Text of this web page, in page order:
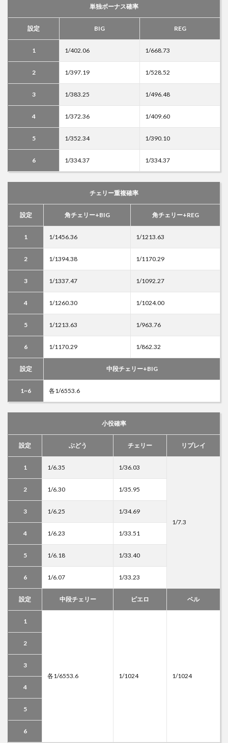
単独ボーナス確率
設定 BIG REG
1 1/402.06 1/668.73
2 1/397.19 1/528.52
3 1/383.25 1/496.48
4 1/372.36 1/409.60
5 1/352.34 1/390.10
6 1/334.37 1/334.37
チェリー重複確率
設定 角チェリー+BIG 角チェリー+REG
1 1/1456.36 1/1213.63
2 1/1394.38 1/1170.29
3 1/1337.47 1/1092.27
4 1/1260.30 1/1024.00
5 1/1213.63 1/963.76
6 1/1170.29 1/862.32
設定 中段チェリー+BIG
1~6 各1/6553.6
小役確率
設定 ぶどう チェリー リプレイ
1 1/6.35 1/36.03
1/7.3
2 1/6.30 1/35.95
3 1/6.25 1/34.69
4 1/6.23 1/33.51
5 1/6.18 1/33.40
6 1/6.07 1/33.23
設定 中段チェリー ピエロ ベル
1
各1/6553.6 1/1024 1/1024
2
3
4
5
6